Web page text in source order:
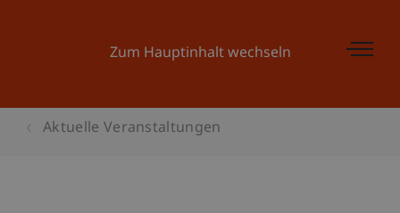
Zum Hauptinhalt wechseln
Aktuelle Veranstaltungen